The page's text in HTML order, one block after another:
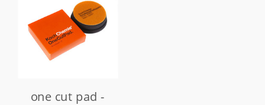
one cut pad -